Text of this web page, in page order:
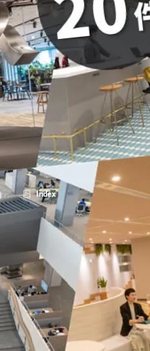
大阪中之島美術館 様
オカムラ
LABO（
Index
オカムラのオフ
Design Stories掲載事例の